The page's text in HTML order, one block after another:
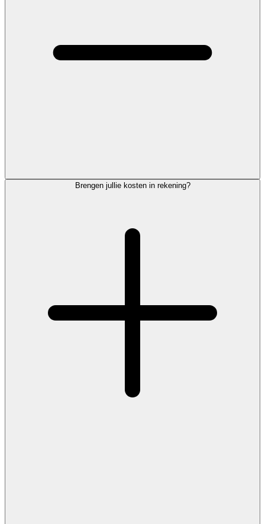
Brengen jullie kosten in rekening?